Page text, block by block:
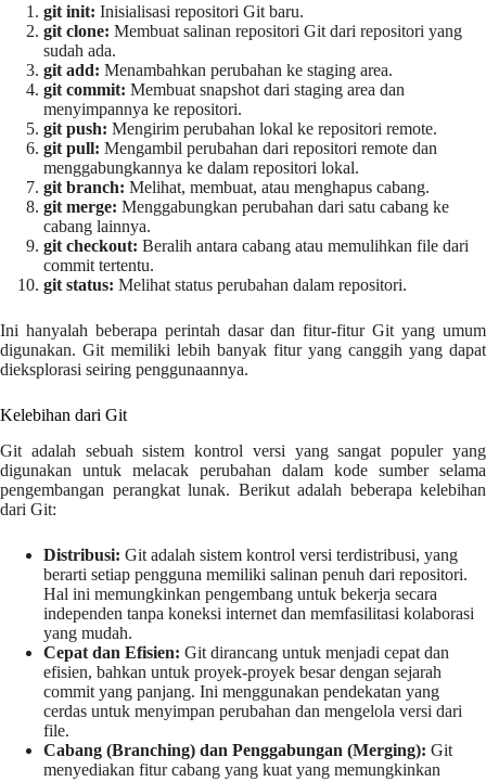
git init: Inisialisasi repositori Git baru.
git clone: Membuat salinan repositori Git dari repositori yang
sudah ada.
git add: Menambahkan perubahan ke staging area.
git commit: Membuat snapshot dari staging area dan
menyimpannya ke repositori.
git push: Mengirim perubahan lokal ke repositori remote.
git pull: Mengambil perubahan dari repositori remote dan
menggabungkannya ke dalam repositori lokal.
git branch: Melihat, membuat, atau menghapus cabang.
git merge: Menggabungkan perubahan dari satu cabang ke
cabang lainnya.
git checkout: Beralih antara cabang atau memulihkan file dari
commit tertentu.
git status: Melihat status perubahan dalam repositori.
Ini hanyalah beberapa perintah dasar dan fitur-fitur Git yang umum
digunakan. Git memiliki lebih banyak fitur yang canggih yang dapat
dieksplorasi seiring penggunaannya.
Kelebihan dari Git
Git adalah sebuah sistem kontrol versi yang sangat populer yang
digunakan untuk melacak perubahan dalam kode sumber selama
pengembangan perangkat lunak. Berikut adalah beberapa kelebihan
dari Git:
Distribusi: Git adalah sistem kontrol versi terdistribusi, yang
berarti setiap pengguna memiliki salinan penuh dari repositori.
Hal ini memungkinkan pengembang untuk bekerja secara
independen tanpa koneksi internet dan memfasilitasi kolaborasi
yang mudah.
Cepat dan Efisien: Git dirancang untuk menjadi cepat dan
efisien, bahkan untuk proyek-proyek besar dengan sejarah
commit yang panjang. Ini menggunakan pendekatan yang
cerdas untuk menyimpan perubahan dan mengelola versi dari
file.
Cabang (Branching) dan Penggabungan (Merging): Git
menyediakan fitur cabang yang kuat yang memungkinkan